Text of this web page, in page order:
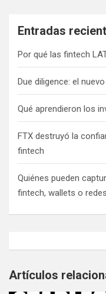
Entradas
Por qué las fintech
Due diligence: el
Qué aprendieron los
FTX destruyó la
fintech
Quiénes pueden
fintech, wallets o
Artículos